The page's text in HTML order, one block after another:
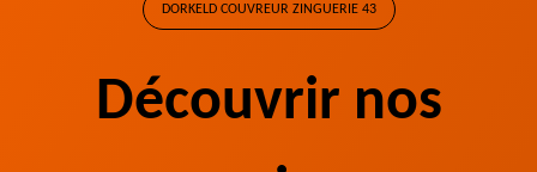
DORKELD COUVREUR ZINGUERIE 43
Découvrir nos